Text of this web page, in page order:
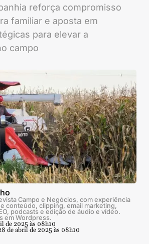
reforça compromisso
familiar e aposta em
para elevar a
campo
Campo e Negócios, com experiência
conteúdo, clipping, email marketing,
podcasts e edição de áudio e vídeo.
em Wordpress.
de 2025 às 08h10
de abril de 2025 às 08h10